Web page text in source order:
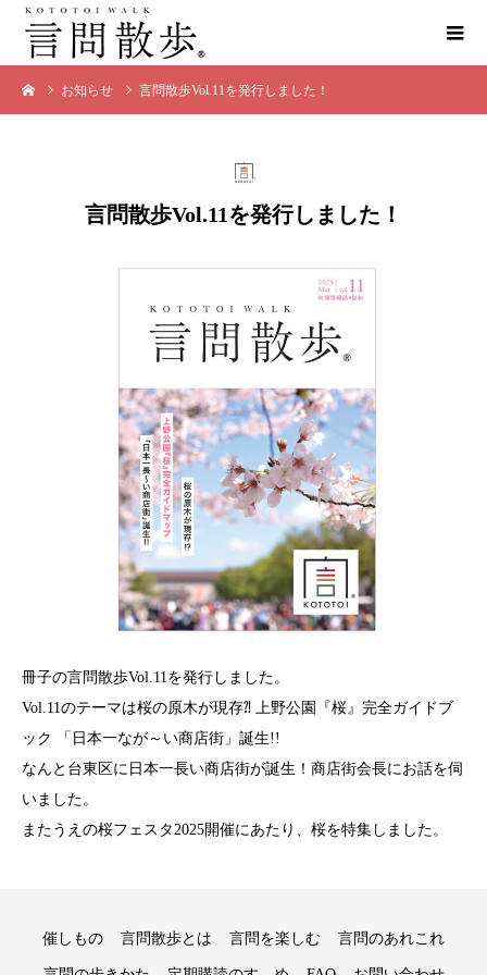
お知らせ 言問散歩Vol.11を発行しました！
言問散歩Vol.11を発行しました！
冊子の言問散歩Vol.11を発行しました。
Vol.11のテーマは桜の原木が現存⁈ 上野公園『桜』完全ガイドブ
ック 「日本一なが～い商店街」誕生!!
なんと台東区に日本一長い商店街が誕生！商店街会長にお話を伺
いました。
またうえの桜フェスタ2025開催にあたり、桜を特集しました。
催しもの 言問散歩とは 言問を楽しむ 言問のあれこれ